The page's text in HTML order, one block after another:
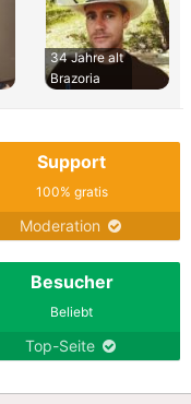
34 Jahre alt
Brazoria
Support
100% gratis
Moderation
Besucher
Beliebt
Top-Seite